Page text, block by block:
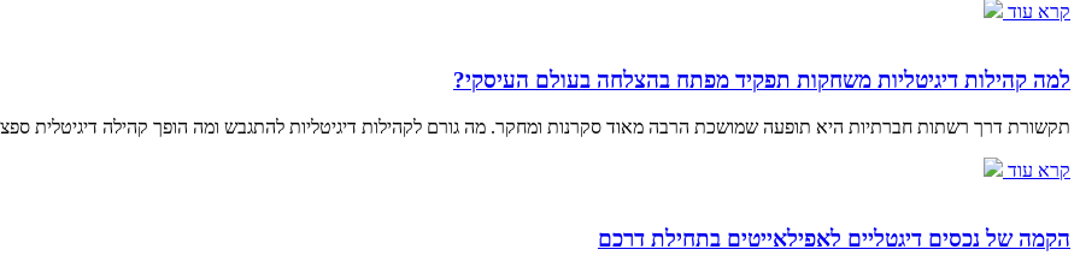
קרא עוד
למה קהילות דיגיטליות משחקות תפקיד מפתח בהצלחה בעולם העיסקי?
תקשורת דרך רשתות חברתיות היא תופעה שמושכת הרבה מאוד סקרנות ומחקר. מה גורם לקהילות דיגיטליות להתגבש ומה הופך קהילה דיגיטלית
קרא עוד
הקמה של נכסים דיגטליים לאפילאייטים בתחילת דרכם